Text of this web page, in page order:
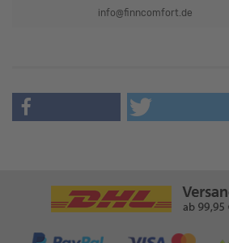
info@finncomfort.de